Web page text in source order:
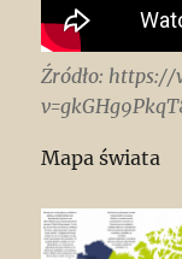
Źródło:
Mapa świata